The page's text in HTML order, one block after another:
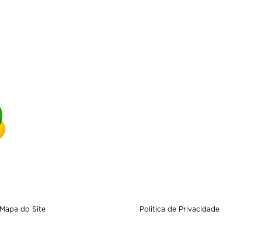
Mapa do Site Politica de Privacidade